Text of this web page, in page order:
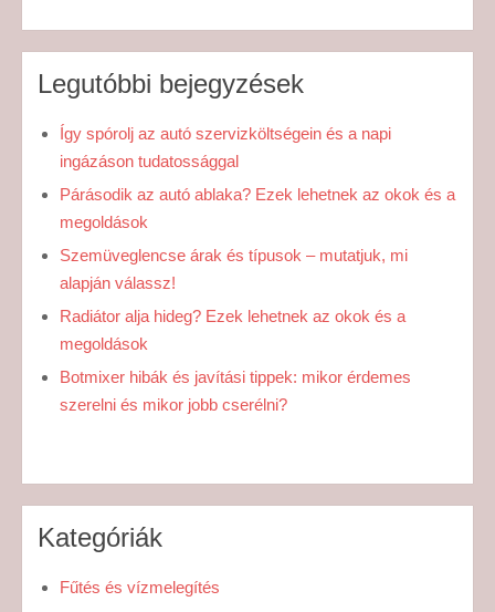
Legutóbbi bejegyzések
Így spórolj az autó szervizköltségein és a napi
ingázáson tudatossággal
Párásodik az autó ablaka? Ezek lehetnek az okok és a
megoldások
Szemüveglencse árak és típusok – mutatjuk, mi
alapján válassz!
Radiátor alja hideg? Ezek lehetnek az okok és a
megoldások
Botmixer hibák és javítási tippek: mikor érdemes
szerelni és mikor jobb cserélni?
Kategóriák
Fűtés és vízmelegítés